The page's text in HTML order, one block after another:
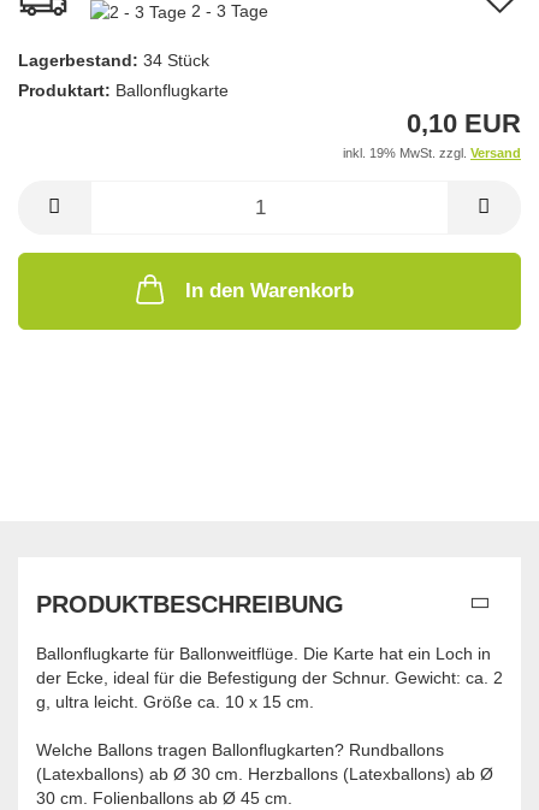
2 - 3 Tage
Lagerbestand: 34 Stück
Produktart: Ballonflugkarte
0,10 EUR
inkl. 19% MwSt. zzgl. Versand
In den Warenkorb
PRODUKTBESCHREIBUNG
Ballonflugkarte für Ballonweitflüge. Die Karte hat ein Loch in
der Ecke, ideal für die Befestigung der Schnur. Gewicht: ca. 2
g, ultra leicht. Größe ca. 10 x 15 cm.
Welche Ballons tragen Ballonflugkarten? Rundballons
(Latexballons) ab Ø 30 cm. Herzballons (Latexballons) ab Ø
30 cm. Folienballons ab Ø 45 cm.